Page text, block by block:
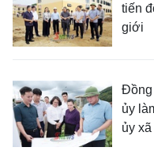
tiến
giới
Đồng
ủy
ủy